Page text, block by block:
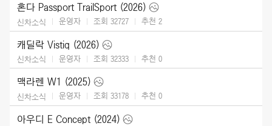
혼다 Passport TrailSport (2026)
신차소식 운영자 조회 32727 추천 2
캐딜락 Vistiq (2026)
신차소식 운영자 조회 32333 추천 0
맥라렌 W1 (2025)
신차소식 운영자 조회 33178 추천 0
아우디 E Concept (2024)